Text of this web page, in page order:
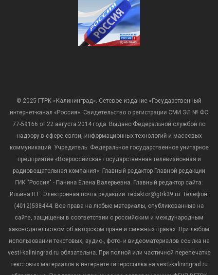
© 2025 ГТРК «Калининград». Сетевое издание «Государственный
интернет-канал «Россия». Свидетельство о регистрации СМИ ЭЛ № ФС
77-59166 от 22 августа 2014 года. Выдано Федеральной службой по
надзору в сфере связи, информационных технологий и массовых
коммуникаций. Учредитель: Федеральное государственное унитарное
предприятие «Всероссийская государственная телевизионная и
радиовещательная компания». Главный редактор Главной редакции
ГИК "Россия" - Панина Елена Валерьевна. Главный редактор сайта:
Ильина Н.Г. Электронная почта редакции: redaktor@gtrk39.ru. Телефон:
(4012)538444. Все права на любые материалы, опубликованные на
сайте, защищены в соответствии с российским и международным
законодательством об авторском праве и смежных правах. При любом
использовании текстовых, аудио-, фото- и видеоматериалов ссылка на
vesti-kaliningrad.ru обязательна. При полной или частичной перепечатке
текстовых материалов в интернете гиперссылка на vesti-kaliningrad.ru